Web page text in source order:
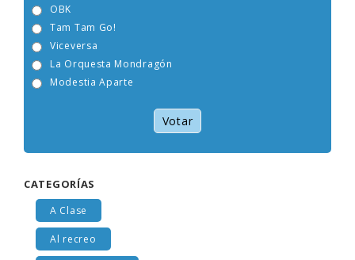
OBK
Tam Tam Go!
Viceversa
La Orquesta Mondragón
Modestia Aparte
Votar
CATEGORÍAS
A Clase
Al recreo